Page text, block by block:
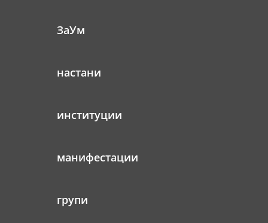
ЗаУм
настани
институции
манифестации
групи